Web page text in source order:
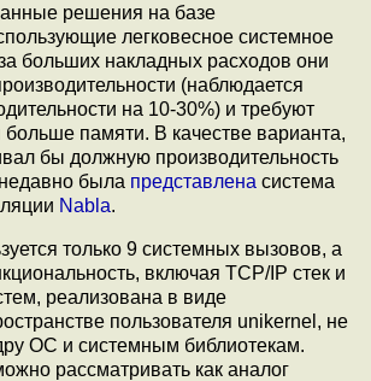
решения на базе
легковесное системное
больших накладных расходов они
(наблюдается
на 10-30%) и требуют
памяти. В качестве варианта,
бы должную производительность
была представлена система
Nabla.
только 9 системных вызовов, а
включая TCP/IP стек и
реализована в виде
пользователя unikernel, не
ОС и системным библиотекам.
рассматривать как аналог